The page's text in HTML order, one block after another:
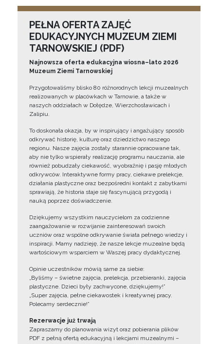
PEŁNA OFERTA ZAJĘĆ
EDUKACYJNYCH MUZEUM ZIEMI
TARNOWSKIEJ (PDF)
Najnowsza oferta edukacyjna wiosna–lato 2026
Muzeum Ziemi Tarnowskiej
Przygotowaliśmy blisko 80 różnorodnych lekcji muzealnych
realizowanych w placówkach w Tarnowie, a także w
naszych oddziałach w Dołędze, Wierzchosławicach i
Zalipiu.
To doskonała okazja, by w inspirujący i angażujący sposób
odkrywać historię, kulturę oraz dziedzictwo naszego
regionu. Nasze zajęcia zostały starannie opracowane tak,
aby nie tylko wspierały realizację programu nauczania, ale
również pobudzały ciekawość, wyobraźnię i pasję młodych
odkrywców. Interaktywne formy pracy, ciekawe prelekcje,
działania plastyczne oraz bezpośredni kontakt z zabytkami
sprawiają, że historia staje się fascynującą przygodą i
nauką poprzez doświadczenie.
Dziękujemy wszystkim nauczycielom za codzienne
zaangażowanie w rozwijanie zainteresowań swoich
uczniów oraz wspólne odkrywanie świata pełnego wiedzy i
inspiracji. Mamy nadzieję, że nasze lekcje muzealne będą
wartościowym wsparciem w Waszej pracy dydaktycznej.
Opinie uczestników mówią same za siebie:
„Byliśmy – świetne zajęcia, prelekcja, przebieranki, zajęcia
plastyczne. Dzieci były zachwycone, dziękujemy!”
„Super zajęcia, pełne ciekawostek i kreatywnej pracy.
Polecamy serdecznie!”
Rezerwacje już trwają
Zapraszamy do planowania wizyt oraz pobierania plików
PDF z pełną ofertą edukacyjną i lekcjami muzealnymi –